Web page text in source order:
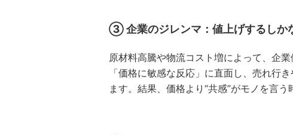
③ 企業のジレンマ：値上げするしか
原材料高騰や物流コスト増によって、企
「価格に敏感な反応」に直面し、売れ行
ます。結果、価格より“共感”がモノを言う